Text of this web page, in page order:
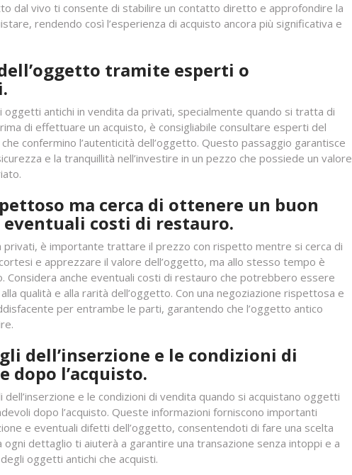
dal vivo ti consente di stabilire un contatto diretto e approfondire la
rendendo così l’esperienza di acquisto ancora più significativa e
tramite esperti o
antichi in vendita da privati, specialmente quando si tratta di
di effettuare un acquisto, è consigliabile consultare esperti del
confermino l’autenticità dell’oggetto. Questo passaggio garantisce
e la tranquillità nell’investire in un pezzo che possiede un valore
ma cerca di ottenere un buon
costi di restauro.
è importante trattare il prezzo con rispetto mentre si cerca di
e apprezzare il valore dell’oggetto, ma allo stesso tempo è
anche eventuali costi di restauro che potrebbero essere
qualità e alla rarità dell’oggetto. Con una negoziazione rispettosa e
per entrambe le parti, garantendo che l’oggetto antico
dell’inserzione e le condizioni di
dopo l’acquisto.
e le condizioni di vendita quando si acquistano oggetti
dopo l’acquisto. Queste informazioni forniscono importanti
e eventuali difetti dell’oggetto, consentendoti di fare una scelta
dettaglio ti aiuterà a garantire una transazione senza intoppi e a
oggetti antichi che acquisti.